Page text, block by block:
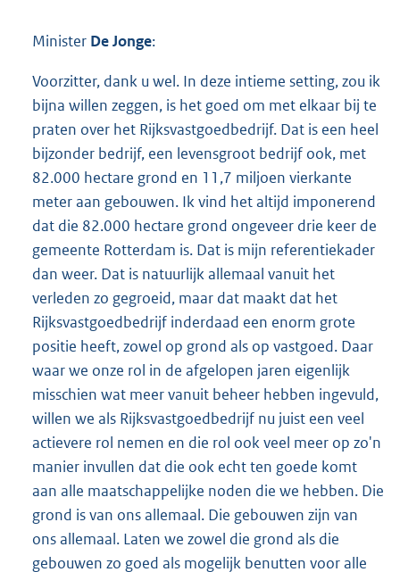
Minister De Jonge:
Voorzitter, dank u wel. In deze intieme setting, zou ik
bijna willen zeggen, is het goed om met elkaar bij te
praten over het Rijksvastgoedbedrijf. Dat is een heel
bijzonder bedrijf, een levensgroot bedrijf ook, met
82.000 hectare grond en 11,7 miljoen vierkante
meter aan gebouwen. Ik vind het altijd imponerend
dat die 82.000 hectare grond ongeveer drie keer de
gemeente Rotterdam is. Dat is mijn referentiekader
dan weer. Dat is natuurlijk allemaal vanuit het
verleden zo gegroeid, maar dat maakt dat het
Rijksvastgoedbedrijf inderdaad een enorm grote
positie heeft, zowel op grond als op vastgoed. Daar
waar we onze rol in de afgelopen jaren eigenlijk
misschien wat meer vanuit beheer hebben ingevuld,
willen we als Rijksvastgoedbedrijf nu juist een veel
actievere rol nemen en die rol ook veel meer op zo'n
manier invullen dat die ook echt ten goede komt
aan alle maatschappelijke noden die we hebben. Die
grond is van ons allemaal. Die gebouwen zijn van
ons allemaal. Laten we zowel die grond als die
gebouwen zo goed als mogelijk benutten voor alle